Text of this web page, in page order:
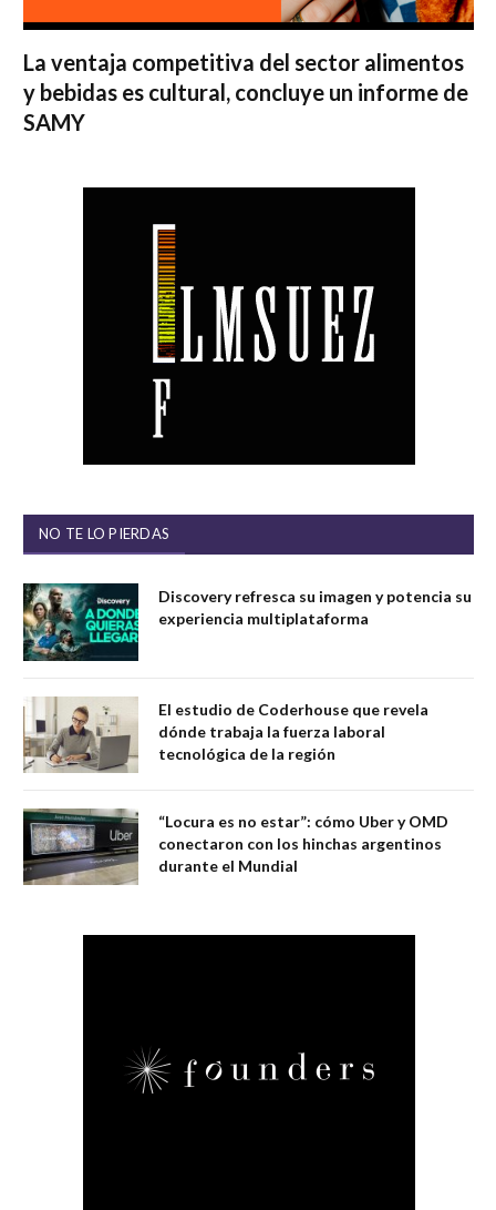
La ventaja competitiva del sector alimentos
y bebidas es cultural, concluye un informe de
SAMY
NO TE LO PIERDAS
Discovery refresca su imagen y potencia su
experiencia multiplataforma
El estudio de Coderhouse que revela
dónde trabaja la fuerza laboral
tecnológica de la región
“Locura es no estar”: cómo Uber y OMD
conectaron con los hinchas argentinos
durante el Mundial